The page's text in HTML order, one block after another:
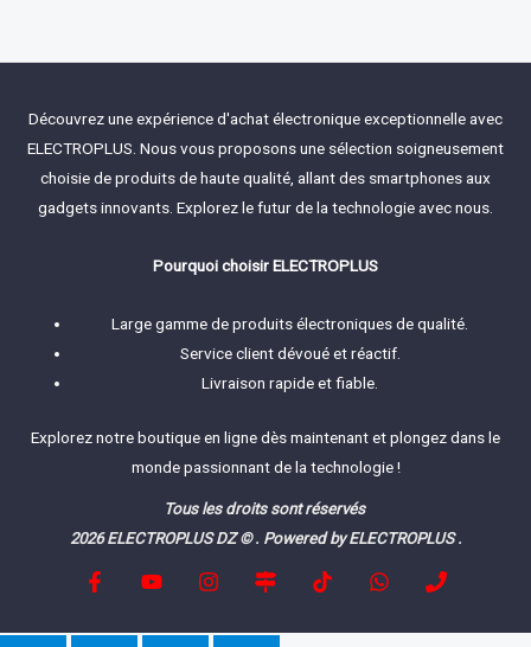
Découvrez une expérience d'achat électronique exceptionnelle avec
ELECTROPLUS. Nous vous proposons une sélection soigneusement
choisie de produits de haute qualité, allant des smartphones aux
gadgets innovants. Explorez le futur de la technologie avec nous.
Pourquoi choisir ELECTROPLUS
Large gamme de produits électroniques de qualité.
Service client dévoué et réactif.
Livraison rapide et fiable.
Explorez notre boutique en ligne dès maintenant et plongez dans le
monde passionnant de la technologie !
Tous les droits sont réservés
2026 ELECTROPLUS DZ © . Powered by ELECTROPLUS .